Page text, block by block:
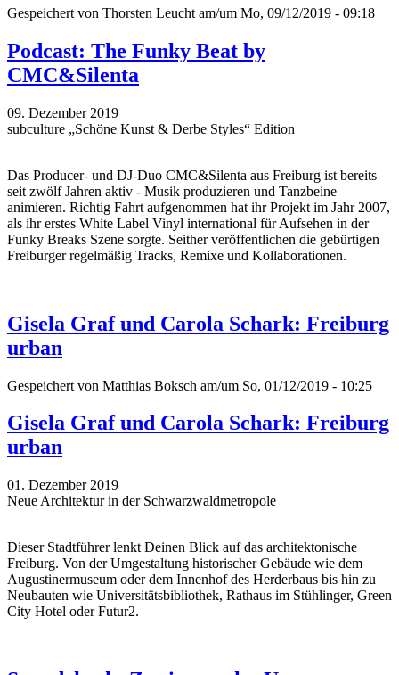
Gespeichert von Thorsten Leucht am/um Mo, 09/12/2019 - 09:18
Podcast: The Funky Beat by
CMC&Silenta
09. Dezember 2019
subculture „Schöne Kunst & Derbe Styles“ Edition
Das Producer- und DJ-Duo CMC&Silenta aus Freiburg ist bereits
seit zwölf Jahren aktiv - Musik produzieren und Tanzbeine
animieren. Richtig Fahrt aufgenommen hat ihr Projekt im Jahr 2007,
als ihr erstes White Label Vinyl international für Aufsehen in der
Funky Breaks Szene sorgte. Seither veröffentlichen die gebürtigen
Freiburger regelmäßig Tracks, Remixe und Kollaborationen.
Gisela Graf und Carola Schark: Freiburg
urban
Gespeichert von Matthias Boksch am/um So, 01/12/2019 - 10:25
Gisela Graf und Carola Schark: Freiburg
urban
01. Dezember 2019
Neue Architektur in der Schwarzwaldmetropole
Dieser Stadtführer lenkt Deinen Blick auf das architektonische
Freiburg. Von der Umgestaltung historischer Gebäude wie dem
Augustinermuseum oder dem Innenhof des Herderbaus bis hin zu
Neubauten wie Universitätsbibliothek, Rathaus im Stühlinger, Green
City Hotel oder Futur2.